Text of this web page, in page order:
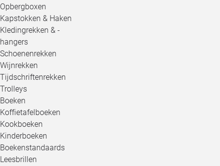
Opbergboxen
Kapstokken & Haken
Kledingrekken & -
hangers
Schoenenrekken
Wijnrekken
Tijdschriftenrekken
Trolleys
Boeken
Koffietafelboeken
Kookboeken
Kinderboeken
Boekenstandaards
Leesbrillen